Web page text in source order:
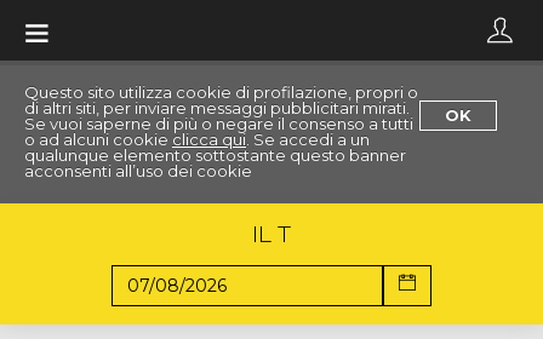
Questo sito utilizza cookie di profilazione, propri o
di altri siti, per inviare messaggi pubblicitari mirati.
Se vuoi saperne di più o negare il consenso a tutti
o ad alcuni cookie clicca qui . Se accedi a un
qualunque elemento sottostante questo banner
acconsenti all’uso dei cookie
OK
IL T
Toggle
navigation